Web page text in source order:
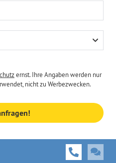
ernst. Ihre Angaben werden nur
nicht zu Werbezwecken.